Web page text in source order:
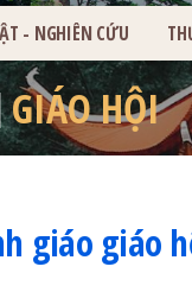
- NGHIÊN CỨU
GIÁO HỘI
giáo giáo